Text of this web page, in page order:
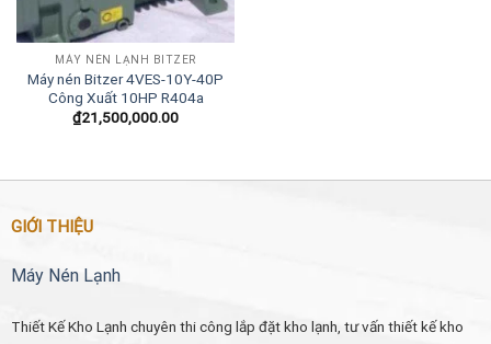
MÁY NÉN LẠNH BITZER
Máy nén Bitzer 4VES-10Y-40P
Công Xuất 10HP R404a
₫21,500,000.00
GIỚI THIỆU
Máy Nén Lạnh
Thiết Kế Kho Lạnh chuyên thi công lắp đặt kho lạnh, tư vấn thiết kế kho